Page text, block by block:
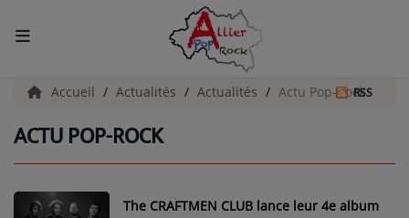
ACCUEIL
Actualités
Accueil Actualités Actualités Actu Pop-Rock
RSS
ACTU POP-ROCK
The CRAFTMEN CLUB lance leur 4e album